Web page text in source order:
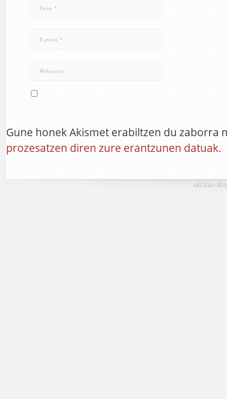
Gune honek Akismet erabiltzen du zaborra
prozesatzen diren zure erantzunen datuak.
ARGIAko